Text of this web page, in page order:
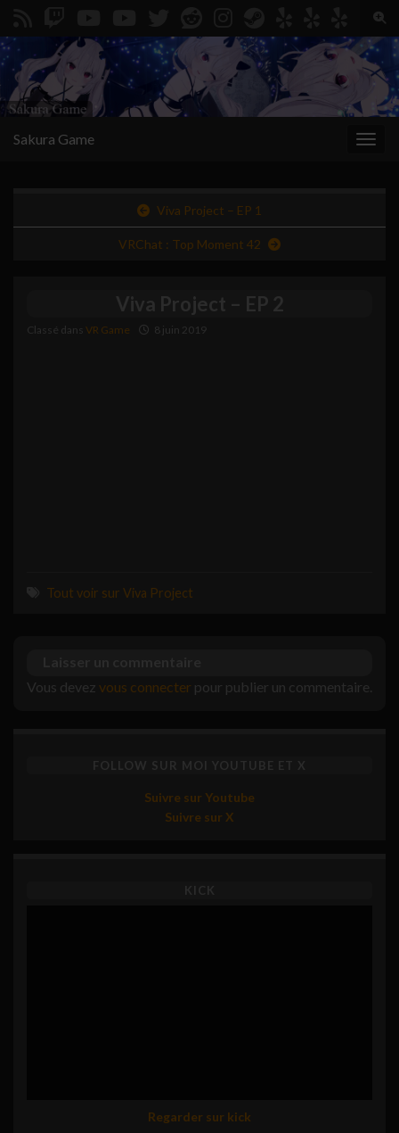
Search for:
Sakura Game
Viva Project – EP 1
VRChat : Top Moment 42
Viva Project – EP 2
Classé dans VR Game 8 juin 2019
Tout voir sur Viva Project
Vous devez vous connecter pour publier un commentaire.
FOLLOW SUR MOI YOUTUBE ET X
Suivre sur Youtube
Suivre sur X
KICK
Regarder sur kick